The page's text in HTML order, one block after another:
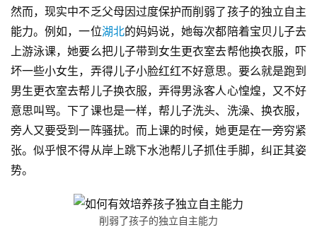
然而，现实中不乏父母因过度保护而削弱了孩子的独立自主
能力。例如，一位湖北的妈妈说，她每次都陪着宝贝儿子去
上游泳课，她要么把儿子带到女生更衣室去帮他换衣服，吓
坏一些小女生，弄得儿子小脸红红不好意思。要么就是跑到
男生更衣室去帮儿子换衣服，弄得男泳客人心惶煌，又不好
意思叫骂。下了课也是一样，帮儿子洗头、洗澡、换衣服，
旁人又要受到一阵骚扰。而上课的时候，她更是在一旁穷紧
张。似乎恨不得从岸上跳下水池帮儿子抓住手脚，纠正其姿
势。
削弱了孩子的独立自主能力